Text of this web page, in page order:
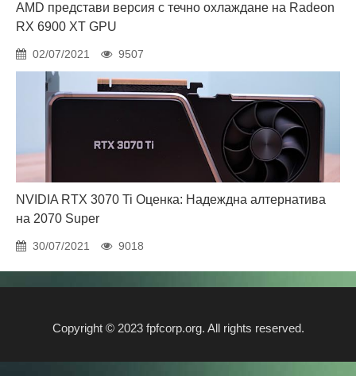
AMD представи версия с течно охлаждане на Radeon
RX 6900 XT GPU
02/07/2021 9507
NVIDIA RTX 3070 Ti Оценка: Надеждна алтернатива
на 2070 Super
30/07/2021 9018
Copyright © 2023 fpfcorp.org. All rights reserved.